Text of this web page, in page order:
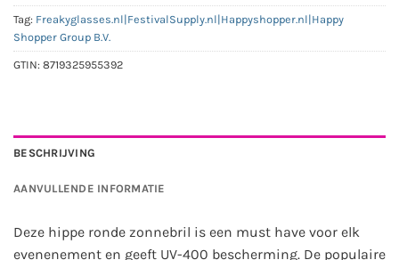
Tag: Freakyglasses.nl|FestivalSupply.nl|Happyshopper.nl|Happy
Shopper Group B.V.
GTIN: 8719325955392
BESCHRIJVING
AANVULLENDE INFORMATIE
Deze hippe ronde zonnebril is een must have voor elk
evenenement en geeft UV-400 bescherming. De populaire